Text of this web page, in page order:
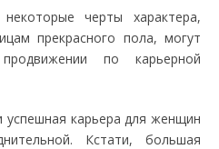
черты характера,
прекрасного пола, могут
по карьерной
успешная карьера для женщин
Кстати, большая